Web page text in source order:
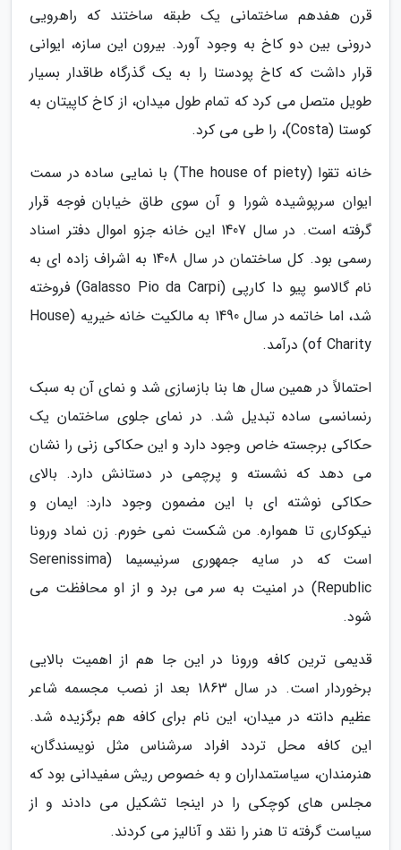
قرن هفدهم ساختمانی یک طبقه ساختند که راهرویی
درونی بین دو کاخ به وجود آورد. بیرون این سازه، ایوانی
قرار داشت که کاخ پودستا را به یک گذرگاه طاقدار بسیار
طویل متصل می کرد که تمام طول میدان، از کاخ کاپیتان به
کوستا (Costa)، را طی می کرد.
خانه تقوا (The house of piety) با نمایی ساده در سمت
ایوان سرپوشیده شورا و آن سوی طاق خیابان فوجه قرار
گرفته است. در سال 1407 این خانه جزو اموال دفتر اسناد
رسمی بود. کل ساختمان در سال 1408 به اشراف زاده ای به
نام گالاسو پیو دا کارپی (Galasso Pio da Carpi) فروخته
شد، اما خاتمه در سال 1490 به مالکیت خانه خیریه (House
of Charity) درآمد.
احتمالاً در همین سال ها بنا بازسازی شد و نمای آن به سبک
رنسانسی ساده تبدیل شد. در نمای جلوی ساختمان یک
حکاکی برجسته خاص وجود دارد و این حکاکی زنی را نشان
می دهد که نشسته و پرچمی در دستانش دارد. بالای
حکاکی نوشته ای با این مضمون وجود دارد: ایمان و
نیکوکاری تا همواره. من شکست نمی خورم. زن نماد ورونا
است که در سایه جمهوری سرنیسیما (Serenissima
Republic) در امنیت به سر می برد و از او محافظت می
شود.
قدیمی ترین کافه ورونا در این جا هم از اهمیت بالایی
برخوردار است. در سال 1863 بعد از نصب مجسمه شاعر
عظیم دانته در میدان، این نام برای کافه هم برگزیده شد.
این کافه محل تردد افراد سرشناس مثل نویسندگان،
هنرمندان، سیاستمداران و به خصوص ریش سفیدانی بود که
مجلس های کوچکی را در اینجا تشکیل می دادند و از
سیاست گرفته تا هنر را نقد و آنالیز می کردند.